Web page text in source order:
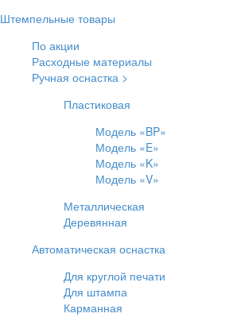
Штемпельные товары
По акции
Расходные материалы
Ручная оснастка >
Пластиковая
Модель «BP»
Модель «E»
Модель «K»
Модель «V»
Металлическая
Деревянная
Автоматическая оснастка
Для круглой печати
Для штампа
Карманная